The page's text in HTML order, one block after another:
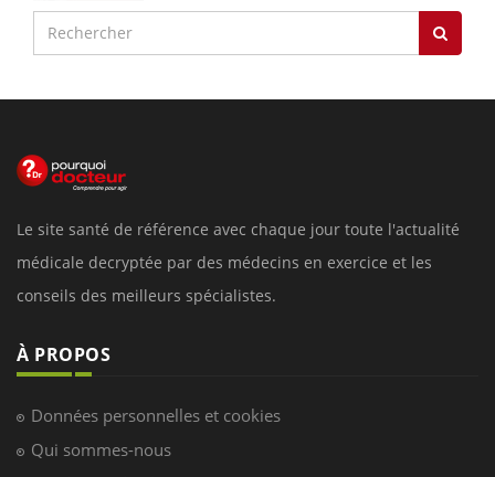
Le site santé de référence avec chaque jour toute l'actualité
médicale decryptée par des médecins en exercice et les
conseils des meilleurs spécialistes.
À PROPOS
Données personnelles et cookies
Qui sommes-nous